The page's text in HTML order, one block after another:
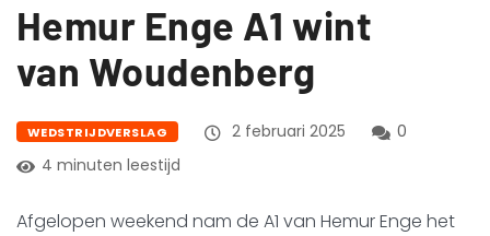
Hemur Enge A1 wint
van Woudenberg
WEDSTRIJDVERSLAG 2 februari 2025
0
4 minuten leestijd
Afgelopen weekend nam de A1 van Hemur Enge het